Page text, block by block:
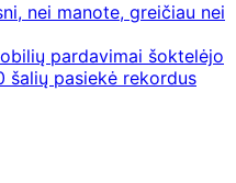
nei manote, greičiau nei
pardavimai šoktelėjo
pasiekė rekordus